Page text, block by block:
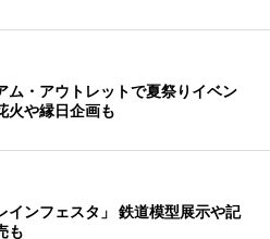
ム・アウトレットで夏祭りイベン
火や縁日企画も
インフェスタ」 鉄道模型展示や記
も